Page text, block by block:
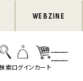
WEBZINE